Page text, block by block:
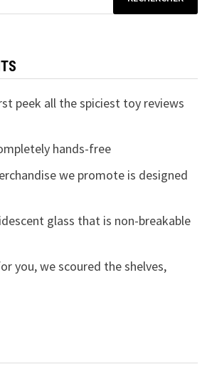
peek all the spiciest toy reviews
hands-free
we promote is designed
glass that is non-breakable
you, we scoured the shelves,